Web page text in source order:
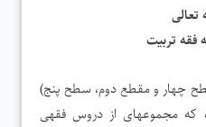
تعالی
فقه تربیت
چهار و مقطع دوم، سطح پنج)
مجموعه­ای از دروس فقهی